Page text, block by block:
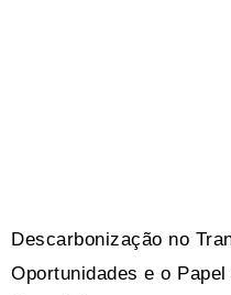
Descarbonização no
Oportunidades e o